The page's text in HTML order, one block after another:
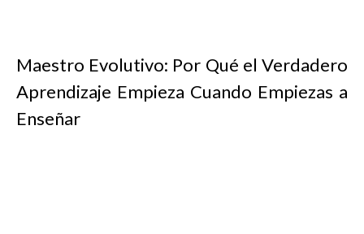
Maestro Evolutivo: Por Qué el Verdadero
Aprendizaje Empieza Cuando Empiezas a
Enseñar